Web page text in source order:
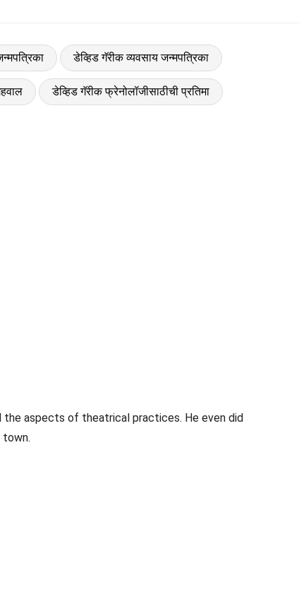
डेव्हिड गॅरीक व्यवसाय जन्मपत्रिका
डेव्हिड गॅरीक फ्रेनोलॉजीसाठीची प्रतिमा
the aspects of theatrical practices. He even did
town.